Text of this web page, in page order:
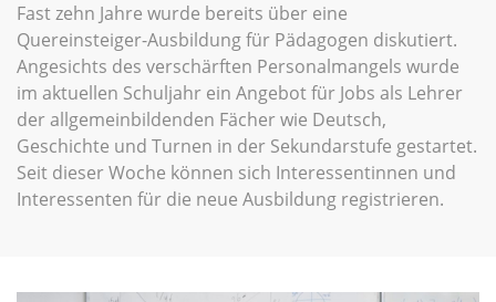
Fast zehn Jahre wurde bereits über eine
Quereinsteiger-Ausbildung für Pädagogen diskutiert.
Angesichts des verschärften Personalmangels wurde
im aktuellen Schuljahr ein Angebot für Jobs als Lehrer
der allgemeinbildenden Fächer wie Deutsch,
Geschichte und Turnen in der Sekundarstufe gestartet.
Seit dieser Woche können sich Interessentinnen und
Interessenten für die neue Ausbildung registrieren.